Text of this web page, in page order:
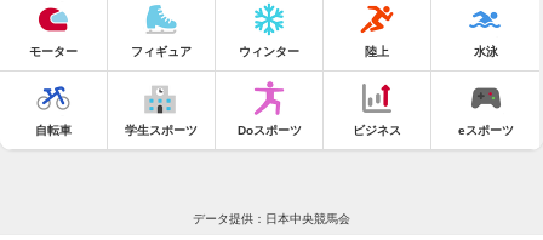
モーター フィギュア ウィンター 陸上 水泳
自転車 学生スポーツ Doスポーツ ビジネス eスポーツ
データ提供：日本中央競馬会